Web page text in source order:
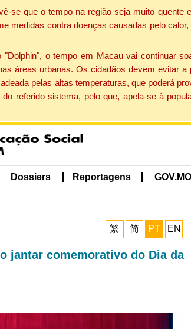
se que o tempo na região seja muito
medidas contra doenças causadas pelo
o tempo em Macau vai continuar
áreas urbanas. Os cidadãos devem evitar
pelas altas temperaturas, que poderá
referido sistema, pelo que, apela-se à
Dossiers Reportagens GOV.MO
繁 简 PT EN
jantar comemorativo do Dia da